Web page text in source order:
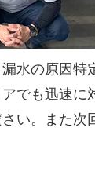
水の原因特
でも迅速に
い。また次